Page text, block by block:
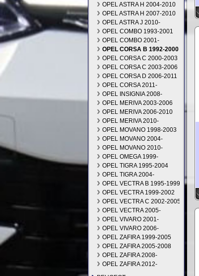
OPEL ASTRA H 2004-2010
OPEL ASTRA H 2007-2010
OPEL ASTRA J 2010-
OPEL COMBO 1993-2001
OPEL COMBO 2001-
OPEL CORSA B 1992-2000
OPEL CORSA C 2000-2003
OPEL CORSA C 2003-2006
OPEL CORSA D 2006-2011
OPEL CORSA 2011-
OPEL INSIGNIA 2008-
OPEL MERIVA 2003-2006
OPEL MERIVA 2006-2010
OPEL MERIVA 2010-
OPEL MOVANO 1998-2003
OPEL MOVANO 2004-
OPEL MOVANO 2010-
OPEL OMEGA 1999-
OPEL TIGRA 1995-2004
OPEL TIGRA 2004-
OPEL VECTRA B 1995-1999
OPEL VECTRA 1999-2002
OPEL VECTRA C 2002-2005
OPEL VECTRA 2005-
OPEL VIVARO 2001-
OPEL VIVARO 2006-
OPEL ZAFIRA 1999-2005
OPEL ZAFIRA 2005-2008
OPEL ZAFIRA 2008-
OPEL ZAFIRA 2012-